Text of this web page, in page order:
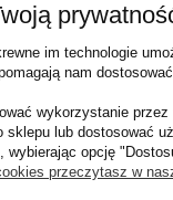
Moje konto
Regulamin sklepu
Zwroty i reklamacje
im technologie
nam
wykorzystanie
sklepu lub dostosować
wybierając opcję
przeczytasz w